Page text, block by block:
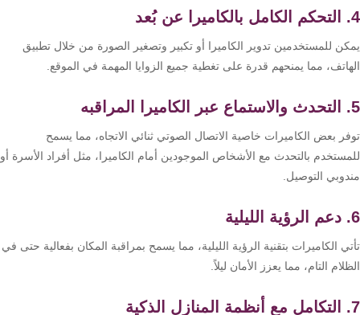
للمستخدمين تدوير الكاميرا أو تكبير وتصغير الصورة من خلال تطبيق
مما يمنحهم قدرة على تغطية جميع الزوايا المهمة في الموقع.
بعض الكاميرات خاصية الاتصال الصوتي ثنائي الاتجاه، مما يسمح
بالتحدث مع الأشخاص الموجودين أمام الكاميرا، مثل أفراد الأسرة أو
التوصيل.
الكاميرات بتقنية الرؤية الليلية، مما يسمح بمراقبة المكان بفعالية حتى في
التام، مما يعزز الأمان ليلاً.
أنظمة
الحريق
أكسيس